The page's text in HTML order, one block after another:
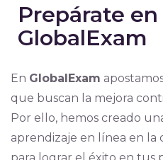
Prepárate
GlobalExam
En GlobalExam
que buscan la mejora
Por ello, hemos creado
aprendizaje en línea en la